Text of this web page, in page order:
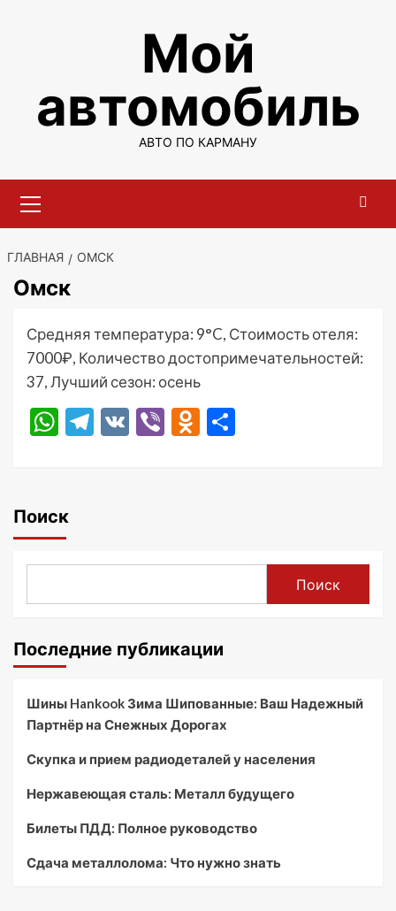
Мой
автомобиль
АВТО ПО КАРМАНУ
меню
ГЛАВНАЯ ОМСК
Омск
Средняя температура: 9°C, Стоимость отеля:
7000₽, Количество достопримечательностей:
37, Лучший сезон: осень
WhatsApp
Telegram
VK ViberOdnoklassniki
Поиск
Поиск
Последние публикации
Шины Hankook Зима Шипованные: Ваш Надежный
Партнёр на Снежных Дорогах
Скупка и прием радиодеталей у населения
Нержавеющая сталь: Металл будущего
Билеты ПДД: Полное руководство
Сдача металлолома: Что нужно знать